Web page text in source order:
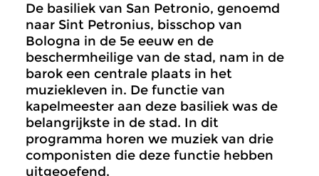
De basiliek van San Petronio, genoemd
naar Sint Petronius, bisschop van
Bologna in de 5e eeuw en de
beschermheilige van de stad, nam in de
barok een centrale plaats in het
muziekleven in. De functie van
kapelmeester aan deze basiliek was de
belangrijkste in de stad. In dit
programma horen we muziek van drie
componisten die deze functie hebben
uitgeoefend.